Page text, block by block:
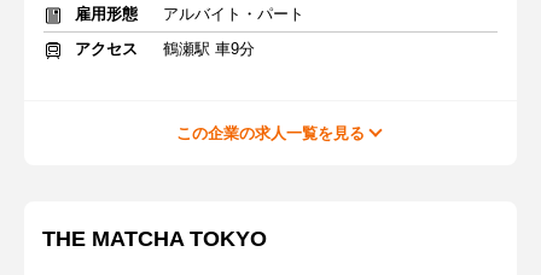
雇用形態
アルバイト・パート
アクセス
鶴瀬駅 車9分
この企業の求人一覧を見る
THE MATCHA TOKYO